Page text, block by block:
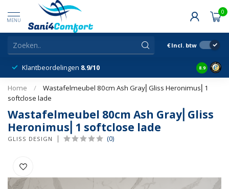
MENU
0
€ Incl. btw
Klantbeordelingen 8.9/10 8.9
Home /
Wastafelmeubel 80cm Ash Gray⎢Gliss Heronimus⎢1
softclose lade
Wastafelmeubel 80cm Ash Gray⎢Gliss
Heronimus⎢1 softclose lade
GLISS DESIGN (0)